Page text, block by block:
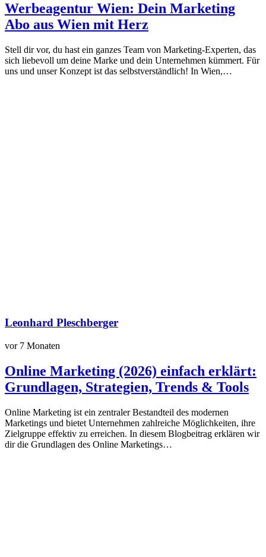
Werbeagentur Wien: Dein Marketing
Abo aus Wien mit Herz
Stell dir vor, du hast ein ganzes Team von Marketing-Experten, das
sich liebevoll um deine Marke und dein Unternehmen kümmert. Für
uns und unser Konzept ist das selbstverständlich! In Wien,…
Leonhard Pleschberger
vor 7 Monaten
Online Marketing (2026) einfach erklärt:
Grundlagen, Strategien, Trends & Tools
Online Marketing ist ein zentraler Bestandteil des modernen
Marketings und bietet Unternehmen zahlreiche Möglichkeiten, ihre
Zielgruppe effektiv zu erreichen. In diesem Blogbeitrag erklären wir
dir die Grundlagen des Online Marketings…